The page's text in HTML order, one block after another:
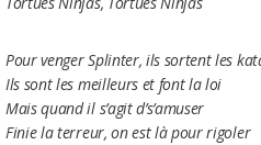
Pour venger Splinter, ils sortent les
Ils sont les meilleurs et font la loi
Mais quand il s’agit d’s’amuser
Finie la terreur, on est là pour rigoler